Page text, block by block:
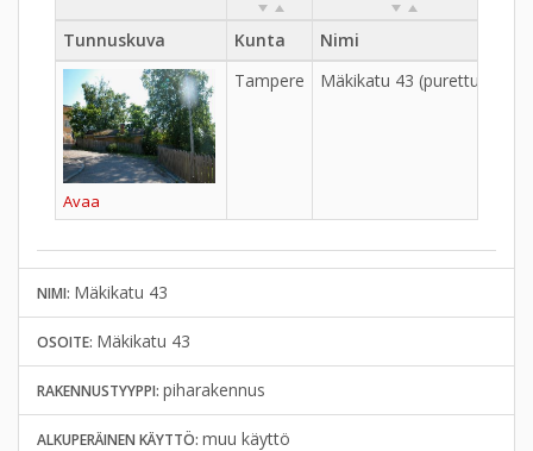
Tunnuskuva Kunta Nimi
Avaa
Tampere Mäkikatu 43 (purettu)
NIMI: Mäkikatu 43
OSOITE: Mäkikatu 43
RAKENNUSTYYPPI: piharakennus
ALKUPERÄINEN KÄYTTÖ: muu käyttö